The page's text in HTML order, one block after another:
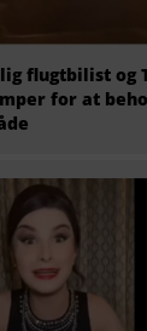
flugtbilist og
for at